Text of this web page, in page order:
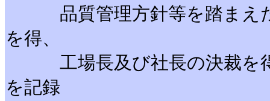
品質管理方針等を踏まえた
を得、
工場長及び社長の決裁を得
を記録